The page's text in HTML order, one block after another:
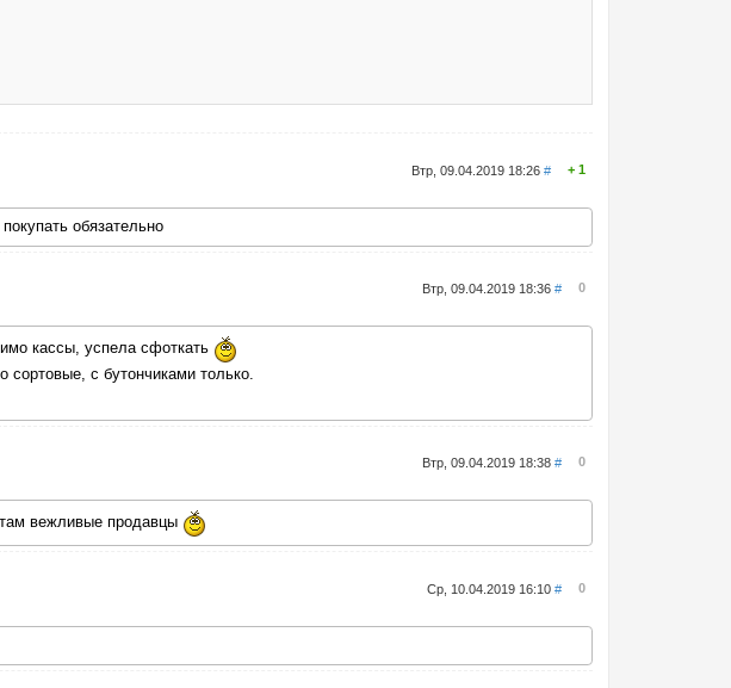
Втр, 09.04.2019 18:26# 1
обязательно
Втр, 09.04.2019 18:36# 0
кассы, успела сфоткать
с бутончиками только.
Втр, 09.04.2019 18:38# 0
там вежливые продавцы
Ср, 10.04.2019 16:10# 0